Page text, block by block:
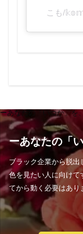
こも/
ーあなたの「いつか」を
ーあなたの「
ブラック企業から脱出
色を見たい人に向けて
てから動く必要はあり